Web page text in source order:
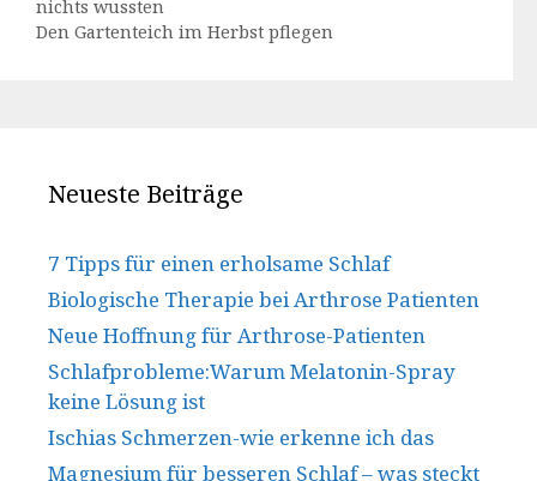
nichts wussten
Den Gartenteich im Herbst pflegen
Neueste Beiträge
7 Tipps für einen erholsame Schlaf
Biologische Therapie bei Arthrose Patienten
Neue Hoffnung für Arthrose-Patienten
Schlafprobleme:Warum Melatonin-Spray
keine Lösung ist
Ischias Schmerzen-wie erkenne ich das
Magnesium für besseren Schlaf – was steckt